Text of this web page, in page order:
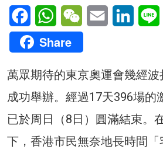
FacebookWhatsAppWeChatEmail
Share
萬眾期待的東京奧運會幾經
成功舉辦。經過17天396場的
已於周日（8日）圓滿結束。
下，香港市民無奈地長時間